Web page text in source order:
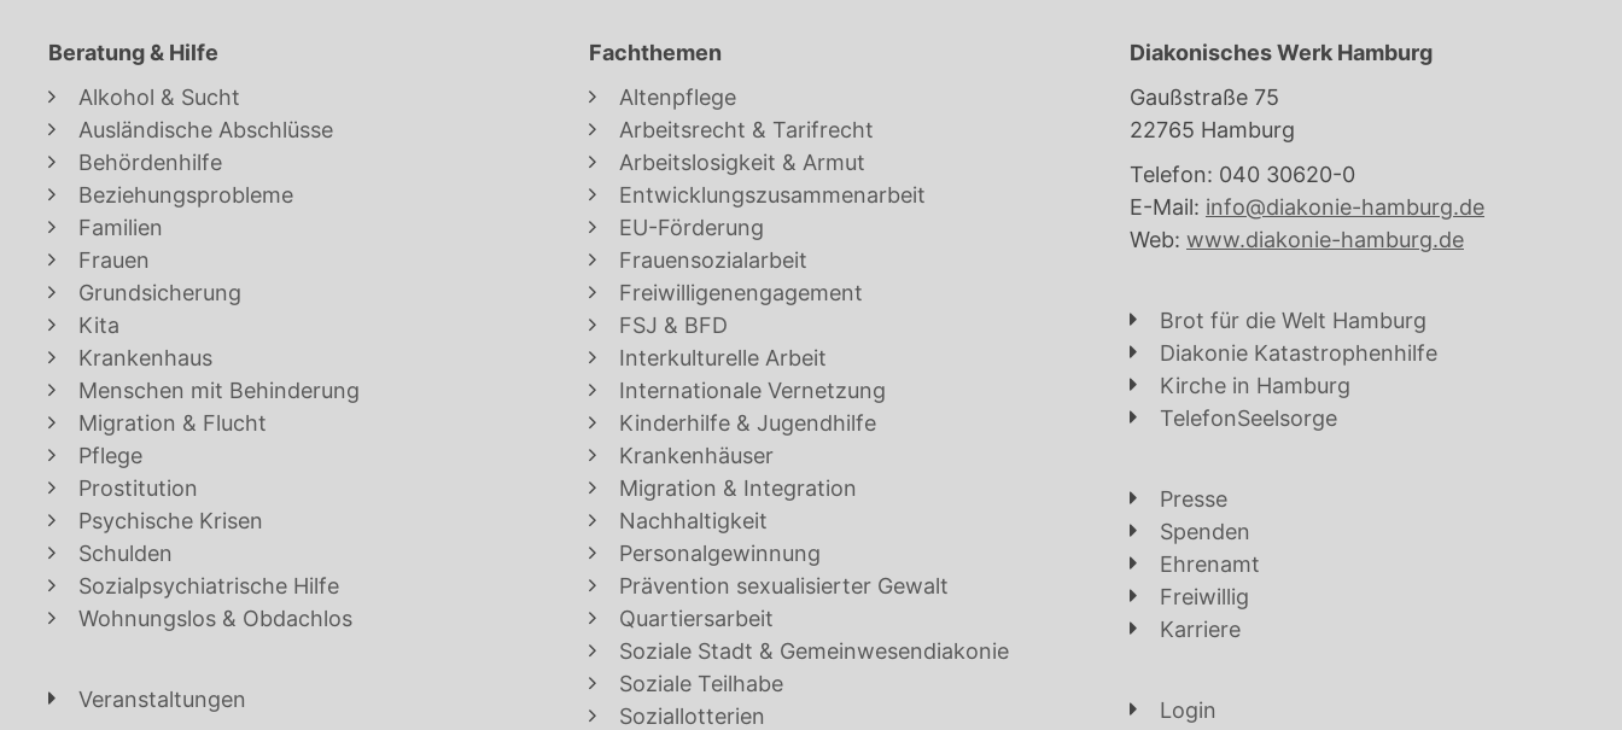
Beratung & Hilfe
Alkohol & Sucht
Ausländische Abschlüsse
Behördenhilfe
Beziehungsprobleme
Familien
Frauen
Grundsicherung
Kita
Krankenhaus
Menschen mit Behinderung
Migration & Flucht
Pflege
Prostitution
Psychische Krisen
Schulden
Sozialpsychiatrische Hilfe
Wohnungslos & Obdachlos
Veranstaltungen
Fachthemen
Altenpflege
Arbeitsrecht & Tarifrecht
Arbeitslosigkeit & Armut
Entwicklungszusammenarbeit
EU-Förderung
Frauensozialarbeit
Freiwilligenengagement
FSJ & BFD
Interkulturelle Arbeit
Internationale Vernetzung
Kinderhilfe & Jugendhilfe
Krankenhäuser
Migration & Integration
Nachhaltigkeit
Personalgewinnung
Prävention sexualisierter Gewalt
Quartiersarbeit
Soziale Stadt & Gemeinwesendiakonie
Soziale Teilhabe
Soziallotterien
Diakonisches Werk Hamburg
Gaußstraße 75
22765 Hamburg
Telefon: 040 30620-0
E-Mail: info@diakonie-hamburg.de
Web: www.diakonie-hamburg.de
Brot für die Welt Hamburg
Diakonie Katastrophenhilfe
Kirche in Hamburg
TelefonSeelsorge
Presse
Spenden
Ehrenamt
Freiwillig
Karriere
Login